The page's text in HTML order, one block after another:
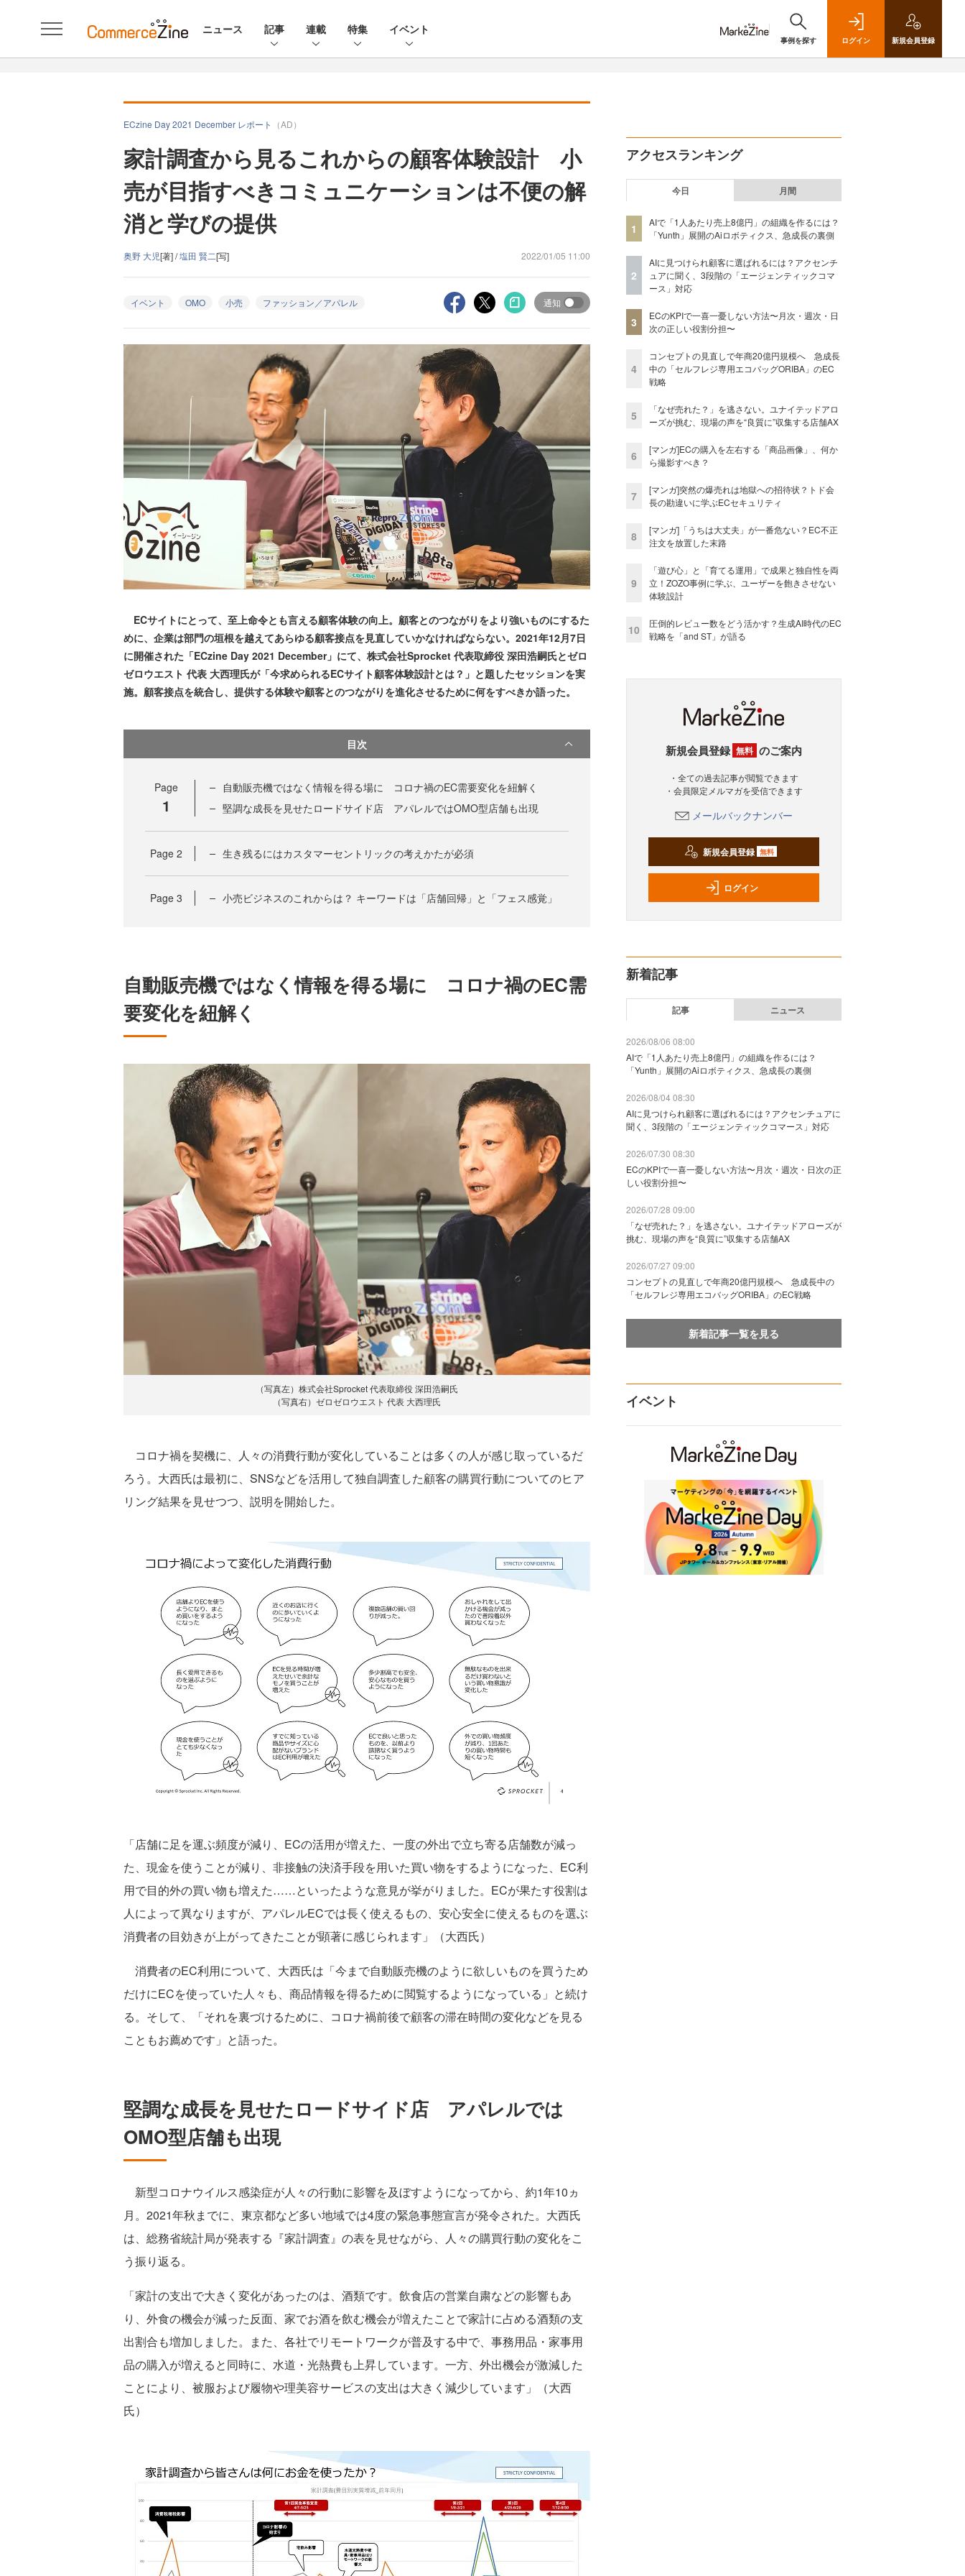
ニュース 記事 連載 特集 イベント
事例を探す ログイン 新規会員登録
ECzine Day 2021 December レポート （AD）
家計調査から見るこれからの顧客体験設計 小
売が目指すべきコミュニケーションは不便の解
消と学びの提供
奥野 大児[著] /塩田 賢二[写] 2022/01/05 11:00
イベント OMO 小売 ファッション／アパレル 通知
ECサイトにとって、至上命令とも言える顧客体験の向上。顧客とのつながりをより強いものにするた
めに、企業は部門の垣根を越えてあらゆる顧客接点を見直していかなければならない。2021年12月7日
に開催された「ECzine Day 2021 December」にて、株式会社Sprocket 代表取締役 深田浩嗣氏とゼロ
ゼロウエスト 代表 大西理氏が「今求められるECサイト顧客体験設計とは？」と題したセッションを実
施。顧客接点を統合し、提供する体験や顧客とのつながりを進化させるために何をすべきか語った。
目次
Page
1
自動販売機ではなく情報を得る場に コロナ禍のEC需要変化を紐解く
堅調な成長を見せたロードサイド店 アパレルではOMO型店舗も出現
Page 2 生き残るにはカスタマーセントリックの考えかたが必須
Page 3 小売ビジネスのこれからは？ キーワードは「店舗回帰」と「フェス感覚」
自動販売機ではなく情報を得る場に コロナ禍のEC需
要変化を紐解く
（写真左）株式会社Sprocket 代表取締役 深田浩嗣氏
（写真右）ゼロゼロウエスト 代表 大西理氏
コロナ禍を契機に、人々の消費行動が変化していることは多くの人が感じ取っているだ
ろう。大西氏は最初に、SNSなどを活用して独自調査した顧客の購買行動についてのヒア
リング結果を見せつつ、説明を開始した。
「店舗に足を運ぶ頻度が減り、ECの活用が増えた、一度の外出で立ち寄る店舗数が減っ
た、現金を使うことが減り、非接触の決済手段を用いた買い物をするようになった、EC利
用で目的外の買い物も増えた……といったような意見が挙がりました。ECが果たす役割は
人によって異なりますが、アパレルECでは長く使えるもの、安心安全に使えるものを選ぶ
消費者の目効きが上がってきたことが顕著に感じられます」（大西氏）
消費者のEC利用について、大西氏は「今まで自動販売機のように欲しいものを買うため
だけにECを使っていた人々も、商品情報を得るために閲覧するようになっている」と続け
る。そして、「それを裏づけるために、コロナ禍前後で顧客の滞在時間の変化などを見る
こともお薦めです」と語った。
堅調な成長を見せたロードサイド店 アパレルでは
OMO型店舗も出現
新型コロナウイルス感染症が人々の行動に影響を及ぼすようになってから、約1年10ヵ
月。2021年秋までに、東京都など多い地域では4度の緊急事態宣言が発令された。大西氏
は、総務省統計局が発表する『家計調査』の表を見せながら、人々の購買行動の変化をこ
う振り返る。
「家計の支出で大きく変化があったのは、酒類です。飲食店の営業自粛などの影響もあ
り、外食の機会が減った反面、家でお酒を飲む機会が増えたことで家計に占める酒類の支
出割合も増加しました。また、各社でリモートワークが普及する中で、事務用品・家事用
品の購入が増えると同時に、水道・光熱費も上昇しています。一方、外出機会が激減した
ことにより、被服および履物や理美容サービスの支出は大きく減少しています」（大西
氏）
アクセスランキング
今日 月間
1
AIで「1人あたり売上8億円」の組織を作るには？
「Yunth」展開のAiロボティクス、急成長の裏側
2
AIに見つけられ顧客に選ばれるには？アクセンチ
ュアに聞く、3段階の「エージェンティックコマ
ース」対応
3
ECのKPIで一喜一憂しない方法〜月次・週次・日
次の正しい役割分担〜
4
コンセプトの見直しで年商20億円規模へ 急成長
中の「セルフレジ専用エコバッグORIBA」のEC
戦略
5
「なぜ売れた？」を逃さない。ユナイテッドアロ
ーズが挑む、現場の声を“良質に”収集する店舗AX
6
[マンガ]ECの購入を左右する「商品画像」、何か
ら撮影すべき？
7
[マンガ]突然の爆売れは地獄への招待状？トド会
長の勘違いに学ぶECセキュリティ
8
[マンガ]「うちは大丈夫」が一番危ない？EC不正
注文を放置した末路
9
「遊び心」と「育てる運用」で成果と独自性を両
立！ZOZO事例に学ぶ、ユーザーを飽きさせない
体験設計
10
圧倒的レビュー数をどう活かす？生成AI時代のEC
戦略を「and ST」が語る
新規会員登録 無料 のご案内
・全ての過去記事が閲覧できます
・会員限定メルマガを受信できます
メールバックナンバー
新規会員登録 無料
ログイン
新着記事
記事 ニュース
2026/08/06 08:00
AIで「1人あたり売上8億円」の組織を作るには？
「Yunth」展開のAiロボティクス、急成長の裏側
2026/08/04 08:30
AIに見つけられ顧客に選ばれるには？アクセンチュアに
聞く、3段階の「エージェンティックコマース」対応
2026/07/30 08:30
ECのKPIで一喜一憂しない方法〜月次・週次・日次の正
しい役割分担〜
2026/07/28 09:00
「なぜ売れた？」を逃さない。ユナイテッドアローズが
挑む、現場の声を“良質に”収集する店舗AX
2026/07/27 09:00
コンセプトの見直しで年商20億円規模へ 急成長中の
「セルフレジ専用エコバッグORIBA」のEC戦略
新着記事一覧を見る
イベント